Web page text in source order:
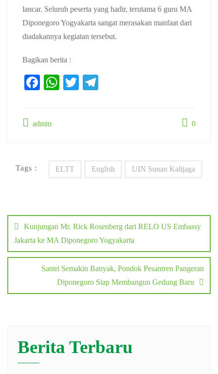
lancar. Seluruh peserta yang hadir, terutama 6 guru MA
Diponegoro Yogyakarta sangat merasakan manfaat dari
diadakannya kegiatan tersebut.
Bagikan berita :
Fa
ok
W
T
admin 0
Tags : ELTT English UIN Sunan Kalijaga
navigation
Kunjungan Mr. Rick Rosenberg dari RELO US Embassy
Jakarta ke MA Diponegoro Yogyakarta
Santri Semakin Banyak, Pondok Pesantren Pangeran
Diponegoro Siap Membangun Gedung Baru
Berita Terbaru